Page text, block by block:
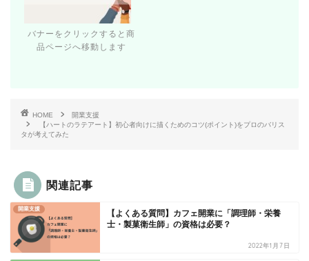
バナーをクリックすると商
品ページへ移動します
HOME
開業支援
【ハートのラテアート】初心者向けに描くためのコツ(ポイント)をプロのバリス
タが考えてみた
関連記事
開業支援
【よくある質問】カフェ開業に「調理師・栄養
士・製菓衛生師」の資格は必要？
2022年1月7日